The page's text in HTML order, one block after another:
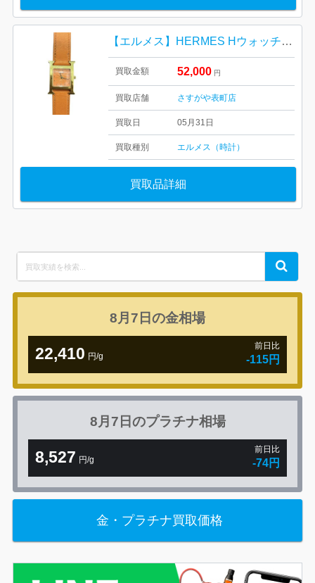
【エルメス】HERMES Hウォッチ オレンジ 不動
買取金額 52,000 円
買取店舗 さすがや表町店
買取日 05月31日
買取種別 エルメス（時計）
買取品詳細
for:
Search
8月7日の金相場
22,410 円/g
前日比
-115円
8月7日のプラチナ相場
8,527 円/g
前日比
-74円
金・プラチナ買取価格